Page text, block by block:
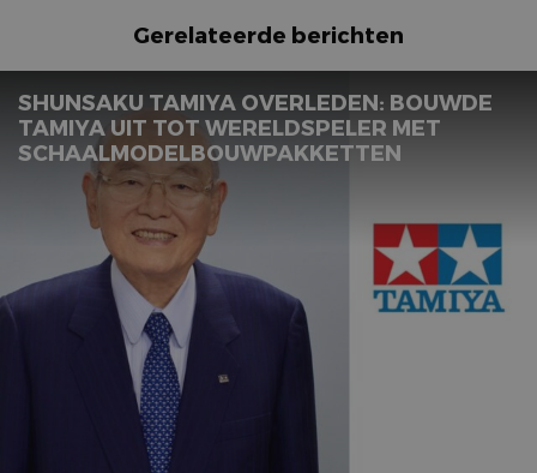
Gerelateerde berichten
SHUNSAKU TAMIYA OVERLEDEN: BOUWDE
TAMIYA UIT TOT WERELDSPELER MET
SCHAALMODELBOUWPAKKETTEN